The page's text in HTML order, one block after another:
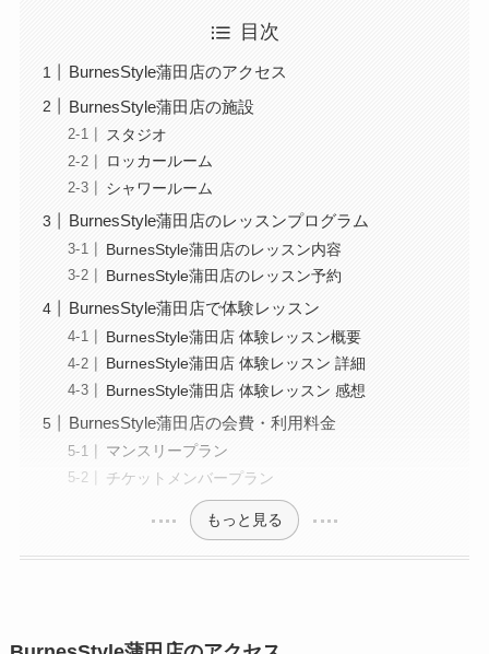
目次
BurnesStyle蒲田店のアクセス
BurnesStyle蒲田店の施設
スタジオ
ロッカールーム
シャワールーム
BurnesStyle蒲田店のレッスンプログラム
BurnesStyle蒲田店のレッスン内容
BurnesStyle蒲田店のレッスン予約
BurnesStyle蒲田店で体験レッスン
BurnesStyle蒲田店 体験レッスン概要
BurnesStyle蒲田店 体験レッスン 詳細
BurnesStyle蒲田店 体験レッスン 感想
BurnesStyle蒲田店の会費・利用料金
マンスリープラン
チケットメンバープラン
もっと見る